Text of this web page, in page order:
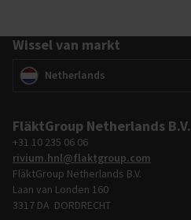
Wissel van markt
Wissel van markt
(Netherlands
FläktGroup Netherlands B.V.
+31 10 235 06 06
rivium.hnl@flaktgroup.com
FläktGroup Netherlands B.V.
Laan van Londen 160
3317 DA DORDRECHT